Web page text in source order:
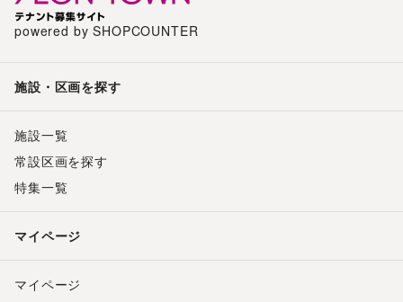
powered by SHOPCOUNTER
施設・区画を探す
施設一覧
常設区画を探す
特集一覧
マイページ
マイページ